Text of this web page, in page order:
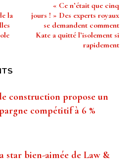
la
« Ce n’était que cinq
jours ! » Des experts royaux
se demandent comment
Kate a quitté l’isolement si
rapidement
construction propose un
compétitif à 6 %
star bien-aimée de Law &